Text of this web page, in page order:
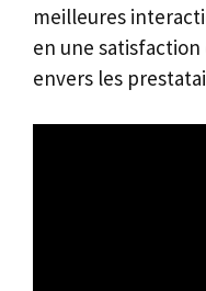
meilleures
en une
envers les